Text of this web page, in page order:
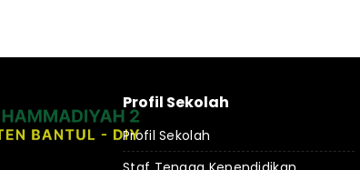
Profil Sekolah
Profil Sekolah